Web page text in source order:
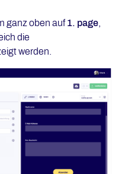
ganz oben auf1. page,
die
werden.